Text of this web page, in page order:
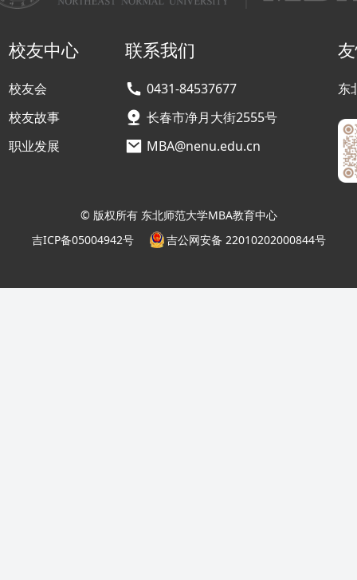
校友中心
校友会
校友故事
职业发展
联系我们
0431-84537677
长春市净月大街2555号
MBA@nenu.edu.cn
东
© 版权所有 东北师范大学MBA教育中心
吉ICP备05004942号
吉公网安备 22010202000844号